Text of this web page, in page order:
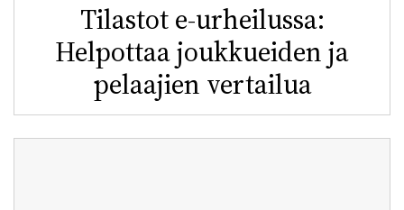
Tilastot e-urheilussa:
Helpottaa joukkueiden ja
pelaajien vertailua